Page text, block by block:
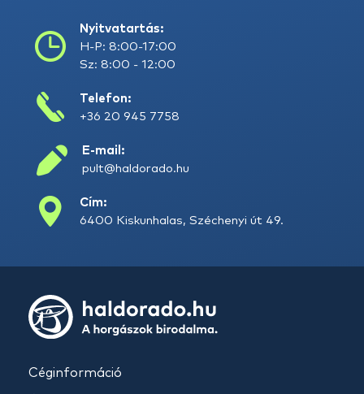
Nyitvatartás:
H-P: 8:00-17:00
Sz: 8:00 - 12:00
Telefon:
+36 20 945 7758
E-mail:
pult@haldorado.hu
Cím:
6400 Kiskunhalas, Széchenyi út 49.
Céginformáció